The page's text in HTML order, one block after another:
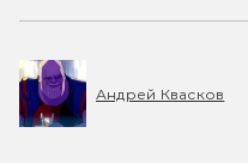
Андрей Квасков